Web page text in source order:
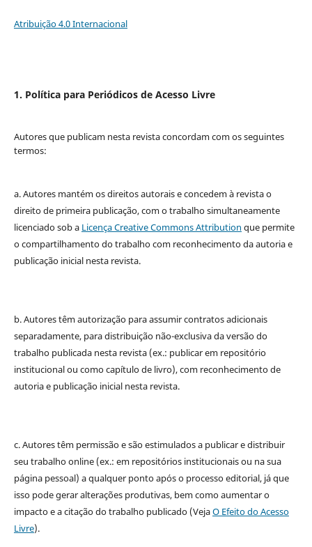
Atribuição 4.0 Internacional
1. Política para Periódicos de Acesso Livre
Autores que publicam nesta revista concordam com os seguintes
termos:
a. Autores mantém os direitos autorais e concedem à revista o
direito de primeira publicação, com o trabalho simultaneamente
licenciado sob a Licença Creative Commons Attribution que permite
o compartilhamento do trabalho com reconhecimento da autoria e
publicação inicial nesta revista.
b. Autores têm autorização para assumir contratos adicionais
separadamente, para distribuição não-exclusiva da versão do
trabalho publicada nesta revista (ex.: publicar em repositório
institucional ou como capítulo de livro), com reconhecimento de
autoria e publicação inicial nesta revista.
c. Autores têm permissão e são estimulados a publicar e distribuir
seu trabalho online (ex.: em repositórios institucionais ou na sua
página pessoal) a qualquer ponto após o processo editorial, já que
isso pode gerar alterações produtivas, bem como aumentar o
impacto e a citação do trabalho publicado (VejaO Efeito do Acesso
Livre).